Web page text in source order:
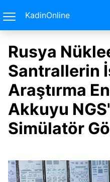
KadinOnline
Rusya
Santrallerin
Araştırma
Akkuyu
Simülatör